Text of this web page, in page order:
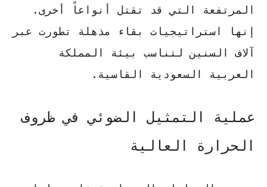
المرتفعة التي قد تقتل أنواعاً أخرى.
إنها
استراتيجيات بقاء
مذهلة تطورت عبر
آلاف السنين لتناسب بيئة المملكة
العربية السعودية القاسية.
عملية التمثيل الضوئي في ظروف
الحرارة العالية